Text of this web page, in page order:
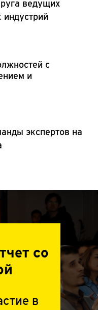
ведущих
с
и
экспертов на
со
в